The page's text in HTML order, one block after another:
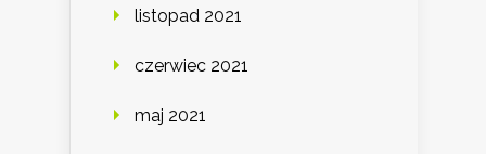
listopad 2021
czerwiec 2021
maj 2021